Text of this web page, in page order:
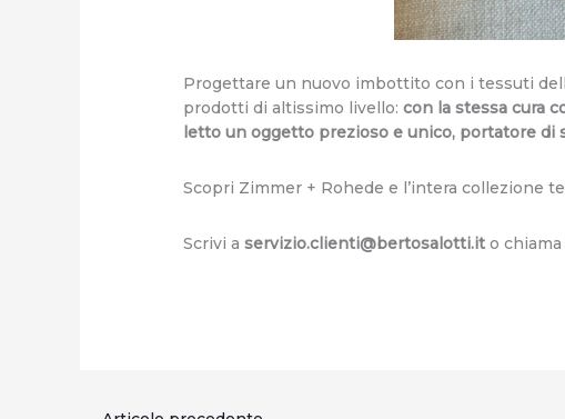
Progettare un nuovo imbottito con i tessuti
prodotti di altissimo livello:con la stessa cura
letto un oggetto prezioso e unico, portatore di
Scopri Zimmer + Rohede e l’intera collezione
Scrivi aservizio.clienti@bertosalotti.it o